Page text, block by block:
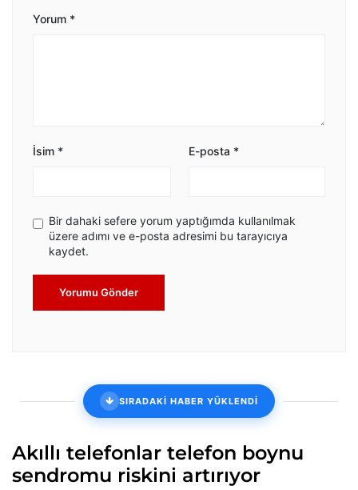
Yorum *
İsim * E-posta *
Bir dahaki sefere yorum yaptığımda kullanılmak
üzere adımı ve e-posta adresimi bu tarayıcıya
kaydet.
Yorumu Gönder
SIRADAKİ HABER YÜKLENDİ
Akıllı telefonlar telefon boynu
sendromu riskini artırıyor